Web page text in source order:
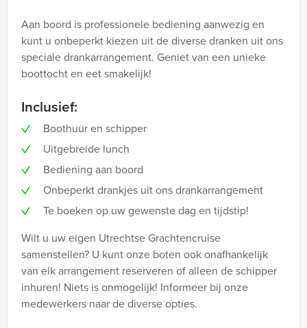
Aan boord is professionele bediening aanwezig en
kunt u onbeperkt kiezen uit de diverse dranken uit ons
speciale drankarrangement. Geniet van een unieke
boottocht en eet smakelijk!
Inclusief:
Boothuur en schipper
Uitgebreide lunch
Bediening aan boord
Onbeperkt drankjes uit ons drankarrangement
Te boeken op uw gewenste dag en tijdstip!
Wilt u uw eigen Utrechtse Grachtencruise
samenstellen? U kunt onze boten ook onafhankelijk
van elk arrangement reserveren of alleen de schipper
inhuren! Niets is onmogelijk! Informeer bij onze
medewerkers naar de diverse opties.